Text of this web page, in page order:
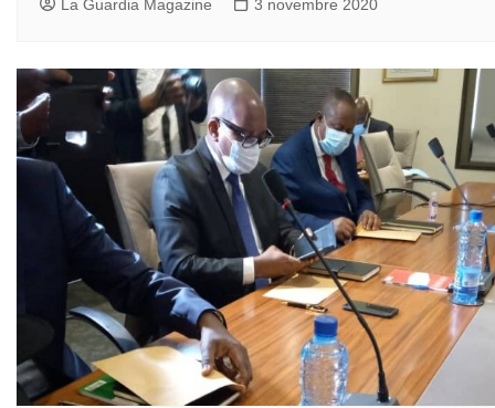
La Guardia Magazine 3 novembre 2020